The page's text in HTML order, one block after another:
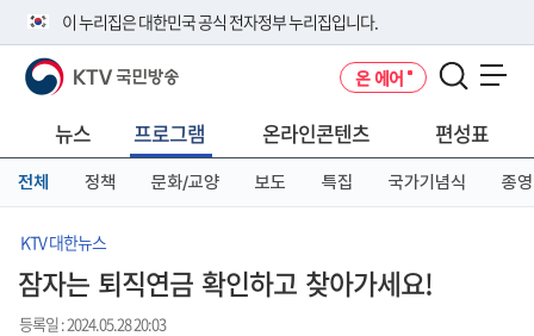
이 누리집은 대한민국 공식 전자정부 누리집입니다.
공식 누리집 주소 확인하기
니다.
이밖에 or.kr 또는 .kr등 다른 도메인 주소를 사용하고 있다면 아래 URL에
서 도메인 주소를 확인해 보세요
KTV 국민방송 온 에어
뉴스 프로그램 온라인콘텐츠 편성표
전체 정책 문화/교양 보도 특집 국가기념식 종영
KTV 대한뉴스
잠자는 퇴직연금 확인하고 찾아가세요!
등록일 : 2024.05.28 20:03